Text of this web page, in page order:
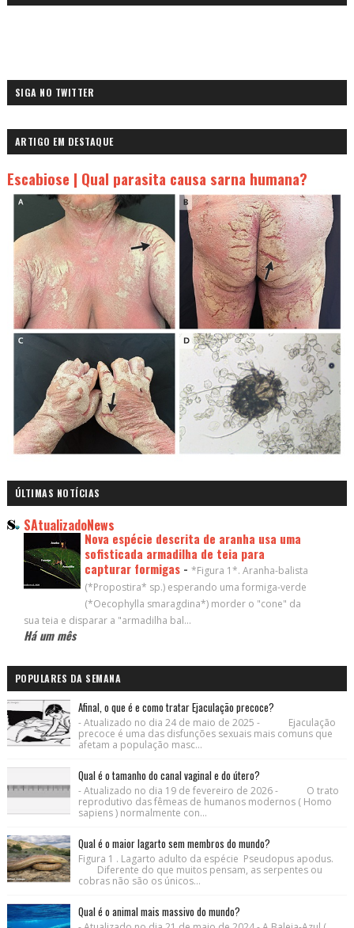
SIGA NO TWITTER
ARTIGO EM DESTAQUE
Escabiose | Qual parasita causa sarna humana?
ÚLTIMAS NOTÍCIAS
SAtualizadoNews
Nova espécie descrita de aranha usa uma
sofisticada armadilha de teia para
capturar formigas - *Figura 1*. Aranha-balista
(*Propostira* sp.) esperando uma formiga-verde
(*Oecophylla smaragdina*) morder o "cone" da
sua teia e disparar a "armadilha bal...
Há um mês
POPULARES DA SEMANA
Afinal, o que é e como tratar Ejaculação precoce?
- Atualizado no dia 24 de maio de 2025 - Ejaculação
precoce é uma das disfunções sexuais mais comuns que
afetam a população masc...
Qual é o tamanho do canal vaginal e do útero?
- Atualizado no dia 19 de fevereiro de 2026 - O trato
reprodutivo das fêmeas de humanos modernos ( Homo
sapiens ) normalmente con...
Qual é o maior lagarto sem membros do mundo?
Figura 1 . Lagarto adulto da espécie Pseudopus apodus.
Diferente do que muitos pensam, as serpentes ou
cobras não são os únicos...
Qual é o animal mais massivo do mundo?